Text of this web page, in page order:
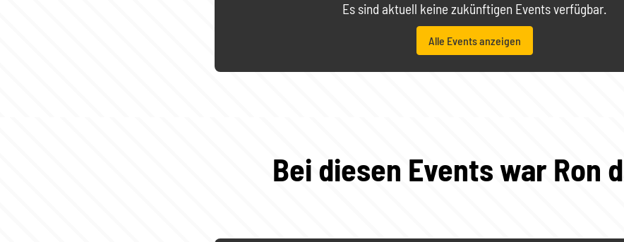
Es sind aktuell keine zukünftigen Events verfügbar.
Alle Events anzeigen
Bei diesen Events war Ron